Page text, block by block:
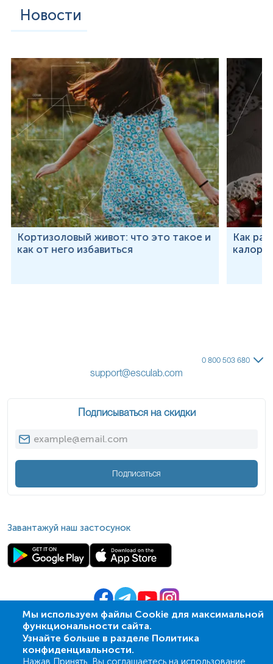
Новости
Кортизоловый живот: что это такое и
как от него избавиться
Как
Мы используем файлы Cookie для максимальной
функциональности сайта.
Узнайте больше в разделе Политика
конфиденциальности.
Нажав Принять, Вы соглашаетесь на использование
0 800 503 680
support@esculab.com
Подписываться на скидки
Подписаться
Завантажуй наш застосунок
© 2009- 2026| ПСМЛ «Ескулаб»